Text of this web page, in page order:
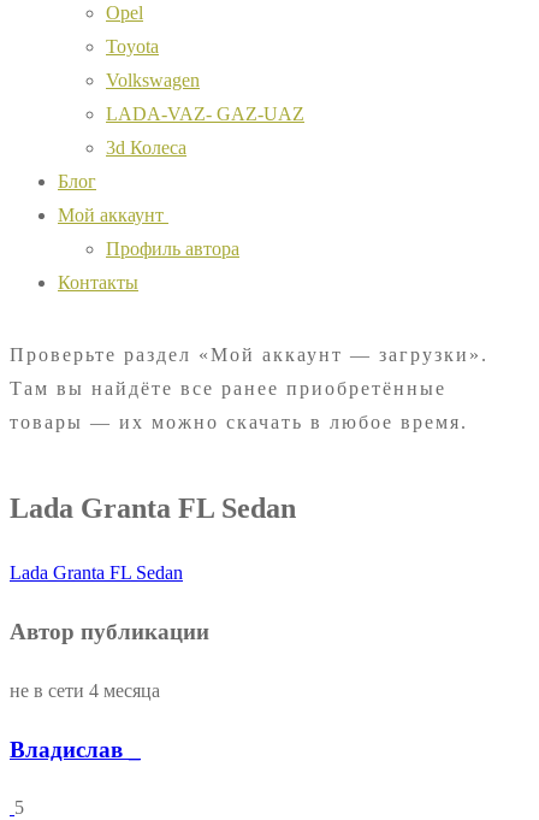
Opel
Toyota
Volkswagen
LADA-VAZ- GAZ-UAZ
3d Колеса
Блог
Мой аккаунт
Профиль автора
Контакты
Проверьте раздел «Мой аккаунт — загрузки».
Там вы найдёте все ранее приобретённые
товары — их можно скачать в любое время.
Lada Granta FL Sedan
Lada Granta FL Sedan
Автор публикации
не в сети 4 месяца
Владислав _
5